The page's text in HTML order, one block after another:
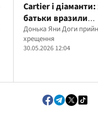
Cartier і
батьки вразили
подарунками для
Яни Доги
Донька Яни Доги
хрещення
30.05.2026 12:04